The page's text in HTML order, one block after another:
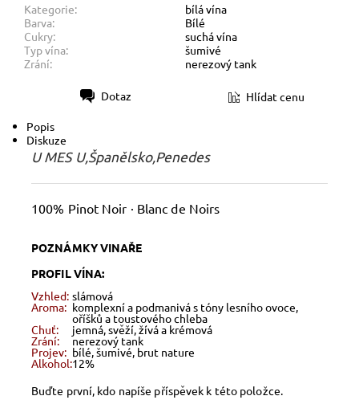
Kategorie:
bílá vína
Barva:
Bílé
Cukry:
suchá vína
Typ vína:
šumivé
Zrání:
nerezový tank
Dotaz Hlídat cenu
Popis
Diskuze
U MES U,Španělsko,Penedes
100% Pinot Noir · Blanc de Noirs
POZNÁMKY VINAŘE
PROFIL VÍNA:
Vzhled: slámová
Aroma: komplexní a podmanivá s tóny lesního ovoce,
oříšků a toustového chleba
Chuť: jemná, svěží, žívá a krémová
Zrání: nerezový tank
Projev: bílé, šumivé, brut nature
Alkohol:12%
Buďte první, kdo napíše příspěvek k této položce.